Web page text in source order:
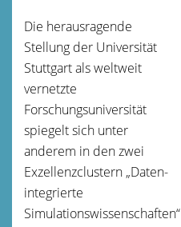
Die herausragende
Stellung der Universität
Stuttgart als weltweit
vernetzte
Forschungsuniversität
spiegelt sich unter
anderem in den zwei
Exzellenzclustern „Daten-
integrierte
Simulationswissenschaften“